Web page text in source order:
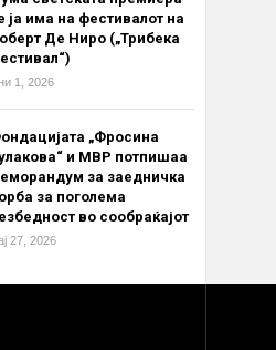
ја има на фестивалот на
Де Ниро („Трибека
1, 2026
„Фросина
и МВР потпишаа
за заедничка
за поголема
во сообраќајот
27, 2026